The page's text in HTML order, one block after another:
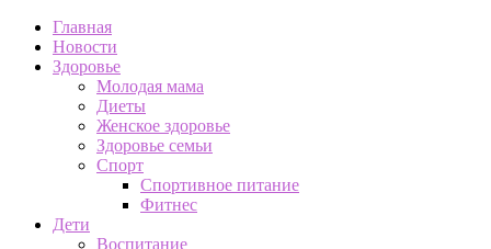
Главная
Новости
Здоровье
Молодая мама
Диеты
Женское здоровье
Здоровье семьи
Спорт
Спортивное питание
Фитнес
Дети
Воспитание